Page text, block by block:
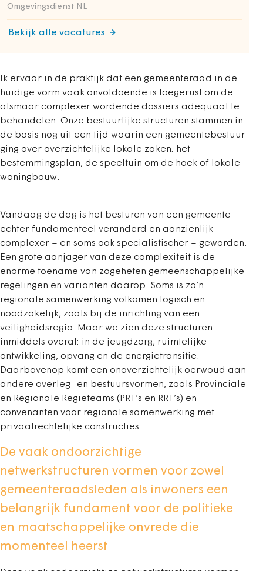
Omgevingsdienst NL
Bekijk alle vacatures
Ik ervaar in de praktijk dat een gemeenteraad in de
huidige vorm vaak onvoldoende is toegerust om de
alsmaar complexer wordende dossiers adequaat te
behandelen. Onze bestuurlijke structuren stammen in
de basis nog uit een tijd waarin een gemeentebestuur
ging over overzichtelijke lokale zaken: het
bestemmingsplan, de speeltuin om de hoek of lokale
woningbouw.
Vandaag de dag is het besturen van een gemeente
echter fundamenteel veranderd en aanzienlijk
complexer – en soms ook specialistischer – geworden.
Een grote aanjager van deze complexiteit is de
enorme toename van zogeheten gemeenschappelijke
regelingen en varianten daarop. Soms is zo’n
regionale samenwerking volkomen logisch en
noodzakelijk, zoals bij de inrichting van een
veiligheidsregio. Maar we zien deze structuren
inmiddels overal: in de jeugdzorg, ruimtelijke
ontwikkeling, opvang en de energietransitie.
Daarbovenop komt een onoverzichtelijk oerwoud aan
andere overleg- en bestuursvormen, zoals Provinciale
en Regionale Regieteams (PRT’s en RRT’s) en
convenanten voor regionale samenwerking met
privaatrechtelijke constructies.
De vaak ondoorzichtige
netwerkstructuren vormen voor zowel
gemeenteraadsleden als inwoners een
belangrijk fundament voor de politieke
en maatschappelijke onvrede die
momenteel heerst